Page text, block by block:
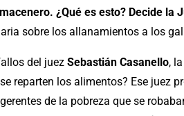
¿Qué es esto? Decide la
sobre los allanamientos a los
del juez Sebastián Casanello,
reparten los alimentos? Ese juez
de la pobreza que se